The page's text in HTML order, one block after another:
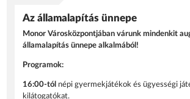
Az államalapítás ünnepe
Monor Városközpontjában várunk mindenkit
államalapítás ünnepe alkalmából!
Programok:
16:00-tól népi gyermekjátékok és ügyességi
kilátogatókat.